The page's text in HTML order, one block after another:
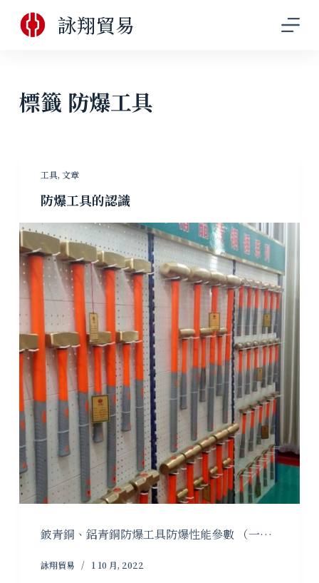
跳
至
內
容
詠翔貿易
標籤 防爆工具
工具, 文章
防爆工具的認識
鈹青銅、鋁青銅防爆工具防爆性能參數 （一…
詠翔貿易 1 10 月, 2022